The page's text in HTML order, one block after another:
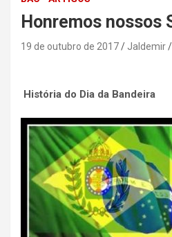
Honremos nossos
19 de outubro de 2017 Jaldemir
História do Dia da Bandeira